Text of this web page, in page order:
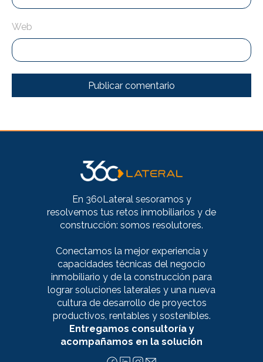
Web
En 360Lateral sesoramos y
resolvemos tus retos inmobiliarios y de
construcción: somos resolutores.
Conectamos la mejor experiencia y
capacidades técnicas del negocio
inmobiliario y de la construcción para
lograr soluciones laterales y una nueva
cultura de desarrollo de proyectos
productivos, rentables y sostenibles.
Entregamos consultoría y
acompañamos en la solución